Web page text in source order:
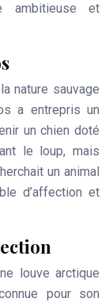
ambitieuse et
nature sauvage
a entrepris un
un chien doté
le loup, mais
un animal
d’affection et
louve arctique
pour son